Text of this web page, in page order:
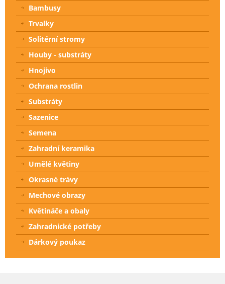
Bambusy
Trvalky
Solitérní stromy
Houby - substráty
Hnojivo
Ochrana rostlin
Substráty
Sazenice
Semena
Zahradní keramika
Umělé květiny
Okrasné trávy
Mechové obrazy
Květináče a obaly
Zahradnické potřeby
Dárkový poukaz